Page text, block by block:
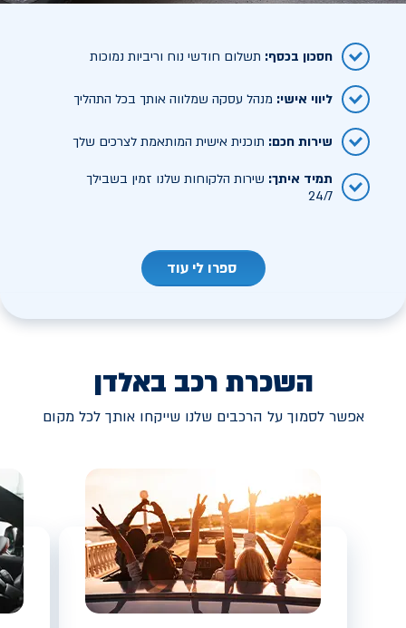
חסכון בכסף: תשלום חודשי נוח וריביות נמוכות
ליווי אישי: מנהל עסקה שמלווה אותך בכל התהליך
שירות חכם: תוכנית אישית המותאמת לצרכים שלך
תמיד איתך: שירות הלקוחות שלנו זמין בשבילך
24/7
ספרו לי עוד
השכרת רכב באלדן
אפשר לסמוך על הרכבים שלנו שייקחו אותך לכל מקום